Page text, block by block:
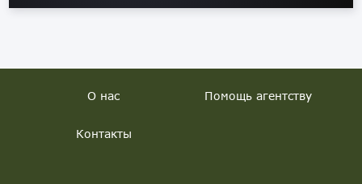
О нас Помощь агентству
Контакты